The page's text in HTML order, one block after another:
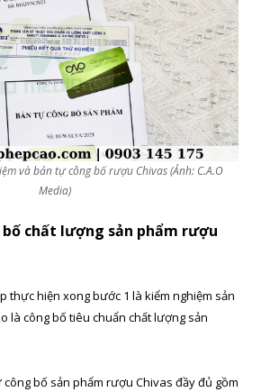
và bản tự công bố rượu Chivas (Ảnh: C.A.O
Media)
chất lượng sản phẩm rượu
thực hiện xong bước 1 là kiểm nghiệm sản
là công bố tiêu chuẩn chất lượng sản
bố sản phẩm rượu Chivas đầy đủ gồm